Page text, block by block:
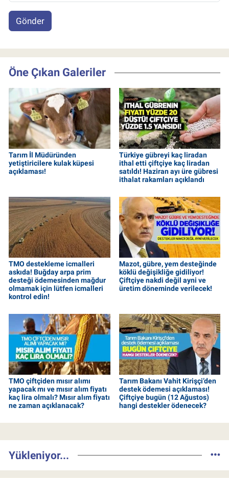
Gönder
Öne Çıkan Galeriler
Tarım İl Müdüründen
yetiştiricilere kulak küpesi
açıklaması!
Türkiye gübreyi kaç liradan
ithal etti çiftçiye kaç liradan
satıldı! Haziran ayı üre gübresi
ithalat rakamları açıklandı
TMO destekleme icmalleri
askıda! Buğday arpa prim
desteği ödemesinden mağdur
olmamak için lütfen icmalleri
kontrol edin!
Mazot, gübre, yem desteğinde
köklü değişikliğe gidiliyor!
Çiftçiye nakdi değil ayni ve
üretim döneminde verilecek!
TMO çiftçiden mısır alımı
yapacak mı ve mısır alım fiyatı
kaç lira olmalı? Mısır alım fiyatı
ne zaman açıklanacak?
Tarım Bakanı Vahit Kirişçi’den
destek ödemesi açıklaması!
Çiftçiye bugün (12 Ağustos)
hangi destekler ödenecek?
Yükleniyor...